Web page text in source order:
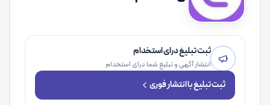
ثبت تبلیغ درای استخدام
انتشار آگهی و تبلیغ شما درای استخدام
ثبت تبلیغ با انتشار فوری